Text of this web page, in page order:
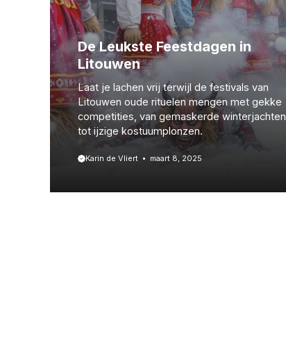
De Leukste Feestdagen in
Litouwen
Laat je lachen vrij terwijl de festivals van
Litouwen oude rituelen mengen met gekke
competities, van gemaskerde winterjachten
tot ijzige kostuumplonzen.
Karin de Vliert maart 8, 2025